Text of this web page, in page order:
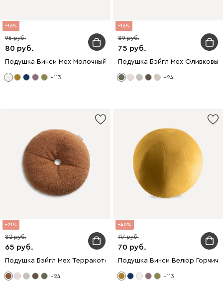
16
80
95
Подушка Винси Мех Молочный 1
+113
16
75
89
Подушка Бэйгл Мех Оливковый
+24
21
65
82
Подушка Бэйгл Мех Терракотовый
+24
40
70
117
Подушка Винси Велюр
+113